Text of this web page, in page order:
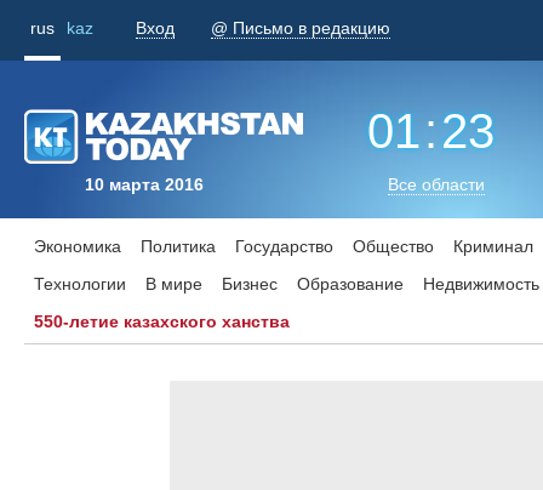
rus kaz Вход @ Письмо в редакцию
10 марта 2016
01:23
Все области
Экономика Политика Государство Общество
Криминал
Технологии
В мире Бизнес Образование
Недвижимость
550-летие казахского ханства